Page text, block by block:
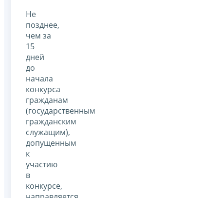
Не
позднее,
чем за
15
дней
до
начала
конкурса
гражданам
(государственным
гражданским
служащим),
допущенным
к
участию
в
конкурсе,